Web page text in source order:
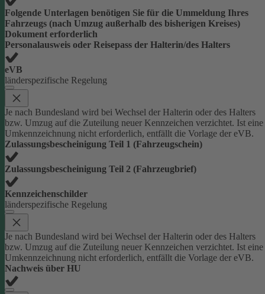
Folgende Unterlagen benötigen Sie für die Ummeldung Ihres
Fahrzeugs (nach Umzug außerhalb des bisherigen Kreises)
Dokument erforderlich
Personalausweis oder Reisepass der Halterin/des Halters
eVB
länderspezifische Regelung
Je nach Bundesland wird bei Wechsel der Halterin oder des Halters
bzw. Umzug auf die Zuteilung neuer Kennzeichen verzichtet. Ist eine
Umkennzeichnung nicht erforderlich, entfällt die Vorlage der eVB.
Zulassungsbescheinigung Teil 1 (Fahrzeugschein)
Zulassungsbescheinigung Teil 2 (Fahrzeugbrief)
Kennzeichenschilder
länderspezifische Regelung
Je nach Bundesland wird bei Wechsel der Halterin oder des Halters
bzw. Umzug auf die Zuteilung neuer Kennzeichen verzichtet. Ist eine
Umkennzeichnung nicht erforderlich, entfällt die Vorlage der eVB.
Nachweis über HU